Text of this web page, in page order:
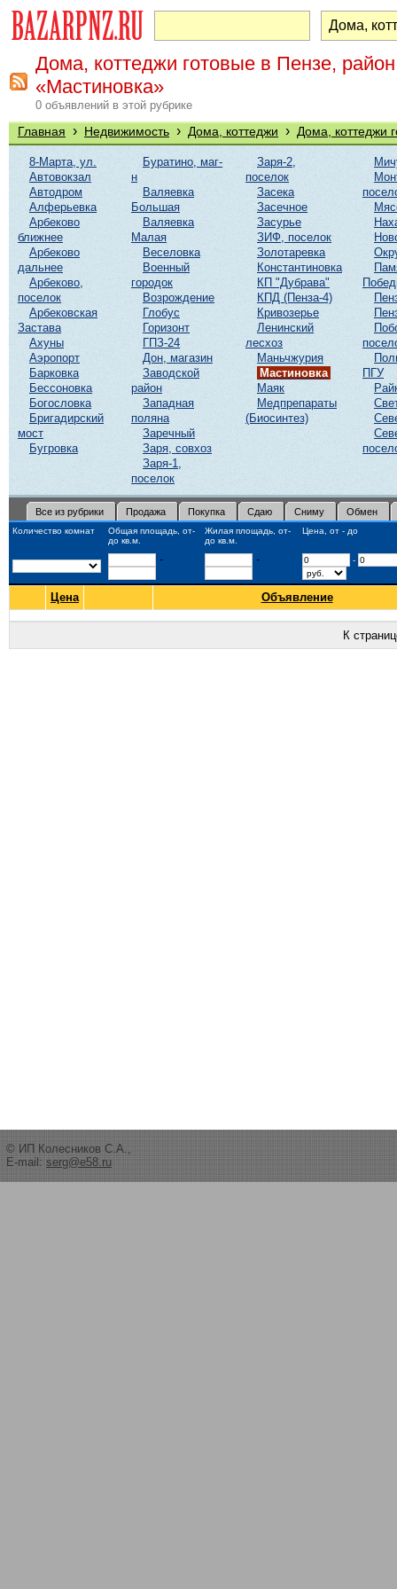
Дома, коттеджи готовые в Пензе, район
«Мастиновка»
0 объявлений в этой рубрике
Главная › Недвижимость › Дома, коттеджи › Дома, коттеджи
8-Марта, ул.
Автовокзал
Автодром
Алферьевка
Арбеково
ближнее
Арбеково
дальнее
Арбеково,
поселок
Арбековская
Застава
Ахуны
Аэропорт
Барковка
Бессоновка
Богословка
Бригадирский
мост
Бугровка
Буратино, маг-
н
Валяевка
Большая
Валяевка
Малая
Веселовка
Военный
городок
Возрождение
Глобус
Горизонт
ГПЗ-24
Дон, магазин
Заводской
район
Западная
поляна
Заречный
Заря, совхоз
Заря-1,
поселок
Заря-2,
поселок
Засека
Засечное
Засурье
ЗИФ, поселок
Золотаревка
Константиновка
КП "Дубрава"
КПД (Пенза-4)
Кривозерье
Ленинский
лесхоз
Маньчжурия
Мастиновка
Маяк
Медпрепараты
(Биосинтез)
ПГУ
Все из рубрики Продажа Покупка Сдаю Сниму Обмен
Количество комнат
Общая площадь, от-
до кв.м.
Жилая площадь, от-
до кв.м.
Цена, от - до
- - -
Цена Объявление
К
© ИП Колесников С.А.,
E-mail: serg@e58.ru